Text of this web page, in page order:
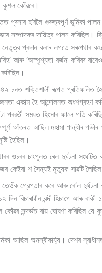
কুশল কোঁৱৰে।
প্ৰসাৰ হ’বলৈ গুৰুত্বপূৰ্ণ ভূমিকা
দায়িত্ব পালন কৰিছিল।
প্ৰদান কৰাৰ লগতে সৰুপথাৰ
আৰু ‘অস্পৃশ্যতা বর্জন’ কৰিবৰ
চনত শক্তিশালী ৰূপত প্ৰতিফলিত
একাত্ম হৈ আন্দোলনত অংশগ্ৰহণ
সময়ত হিংসাৰ ফালে গতি
আঁতৰত আছিল মহাত্মা গান্ধীৰ
হৈছিল।
চাংপুলত ৰেল দুর্ঘটনা সংঘটিত
কেইবা শ সৈন্যই মৃত্যুক সাৱটি
গ্রেপ্তাৰ কৰে আৰু ৰে’ল দুর্ঘটনা
বন্দী হিচাপে আৰু বাকী
সন্দৰ্ভত ৰায় ঘোষণা কৰিছিল
আছিল অনস্বীকাৰ্য্য। দেশৰ